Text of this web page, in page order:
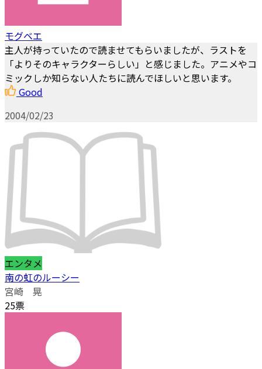
モグベエ
主人が持っていたので読ませてもらいましたが、ラストを
「よりそのキャラクターらしい」と感じました。アニメやコ
ミックしか知らない人たちに読んでほしいと思います。
Good
2004/02/23
エンタメ
南の虹のルーシー
宮崎 晃
25票